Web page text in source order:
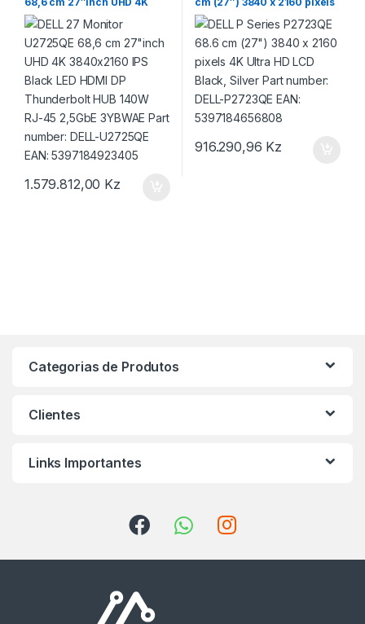
3840×2160 IPS Black LED
HDMI DP Thunderbolt HUB
140W RJ-45 2,5GbE 3YBWAE
Part number: DELL-U2725QE
EAN: 5397184923405
1.579.812,00 Kz
4K Ultra HD LCD Black, Silver
Part number: DELL-P2723QE
EAN: 5397184656808
916.290,96 Kz
Categorias de Produtos
Clientes
Links Importantes